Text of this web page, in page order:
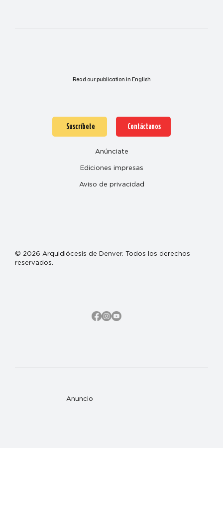
Read our publication in English
Anuncio
Suscríbete Contáctanos
Anúnciate
Ediciones impresas
Aviso de privacidad
© 2026 Arquidiócesis de Denver. Todos los derechos
reservados.